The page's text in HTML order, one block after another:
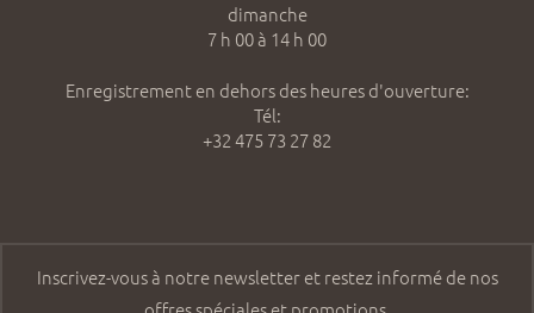
dimanche
7 h 00 à 14 h 00
Enregistrement en dehors des heures d'ouverture:
Tél:
+32 475 73 27 82
Inscrivez-vous à notre newsletter et restez informé de nos